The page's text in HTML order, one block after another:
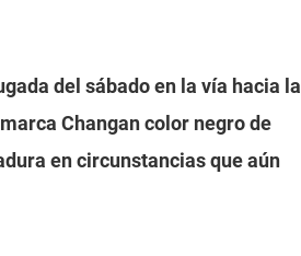
del sábado en la vía hacia la
Changan color negro de
en circunstancias que aún